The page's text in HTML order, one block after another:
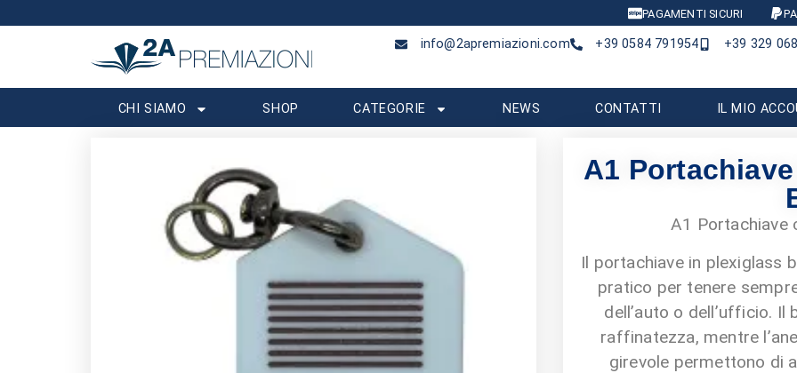
PAGAMENTI SICURI
info@2apremiazioni.com +39 0584 791954 +39 329
CHI SIAMO SHOP CATEGORIE NEWS CONTATTI IL MIO
A1
A1 Portachiave
Il portachiave in plexiglass
pratico per tenere
dell’auto o dell’ufficio.
raffinatezza, mentre
girevole permettono di